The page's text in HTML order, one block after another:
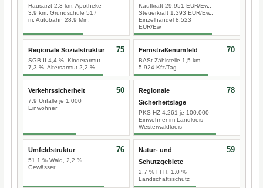
Hausarzt 2,3 km, Apotheke
3,9 km, Grundschule 517
m, Autobahn 28,9 Min.
Kaufkraft 29.951 EUR/Ew.,
Steuerkraft 1.393 EUR/Ew.,
Einzelhandel 8.523
EUR/Ew.
Regionale Sozialstruktur
SGB II 4,4 %, Kinderarmut
7,3 %, Altersarmut 2,2 %
75 Fernstraßenumfeld
BASt-Zählstelle 1,5 km,
5.924 Kfz/Tag
70
Verkehrssicherheit
7,9 Unfälle je 1.000
Einwohner
50
Regionale
Sicherheitslage
PKS-HZ 4.261 je 100.000
Einwohner im Landkreis
Westerwaldkreis
78
Umfeldstruktur
51,1 % Wald, 2,2 %
Gewässer
76
Natur- und
Schutzgebiete
2,7 % FFH, 1,0 %
Landschaftsschutz
59